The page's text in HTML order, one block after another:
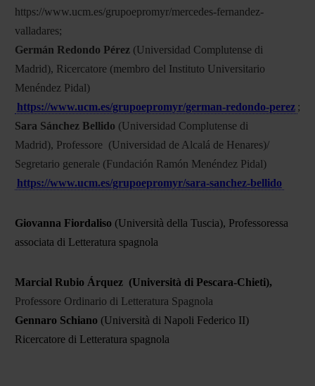
https://www.ucm.es/grupoepromyr/mercedes-fernandez-
valladares;
Germán Redondo Pérez(Universidad Complutense di
Madrid), Ricercatore (membro del Instituto Universitario
Menéndez Pidal)
https://www.ucm.es/grupoepromyr/german-redondo-perez ;
Sara Sánchez Bellido (Universidad Complutense di
Madrid), Professore (Universidad de Alcalá de Henares)/
Segretario generale (Fundación Ramón Menéndez Pidal)
https://www.ucm.es/grupoepromyr/sara-sanchez-bellido
Giovanna Fiordaliso (Università della Tuscia), Professoressa
associata di Letteratura spagnola
Marcial Rubio Árquez (Università di Pescara-Chieti),
Professore Ordinario di Letteratura Spagnola
Gennaro Schiano (Università di Napoli Federico II)
Ricercatore di Letteratura spagnola